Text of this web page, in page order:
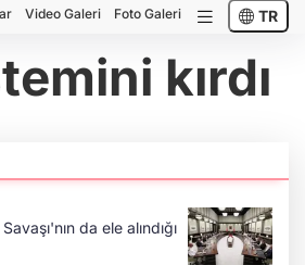
Video Galeri Foto Galeri TR
kırdı
da ele alındığı